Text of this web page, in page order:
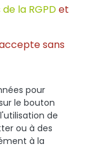
la RGPDet
sans
pour
le bouton
de
ou à des
à la